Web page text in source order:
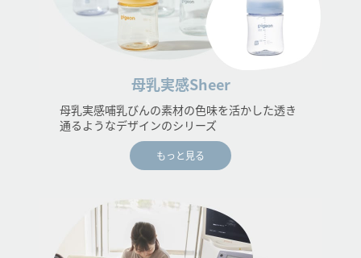
母乳実感Sheer
母乳実感哺乳びんの素材の色味を活かした透き
通るようなデザインのシリーズ
もっと見る